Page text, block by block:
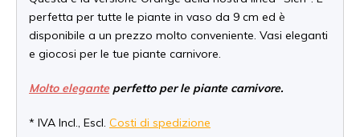
perfetta per tutte le piante in vaso da 9 cm ed è
disponibile a un prezzo molto conveniente. Vasi eleganti
e giocosi per le tue piante carnivore.
Molto eleganteperfetto per le piante carnivore.
* IVA Incl., Escl. Costi di spedizione